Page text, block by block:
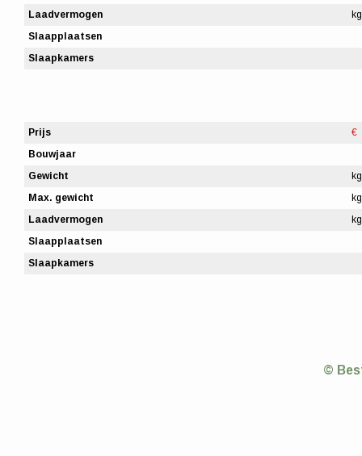
Laadvermogen
kg
Slaapplaatsen
Slaapkamers
Prijs
€
Bouwjaar
Gewicht
kg
Max. gewicht
kg
Laadvermogen
kg
Slaapplaatsen
Slaapkamers
©